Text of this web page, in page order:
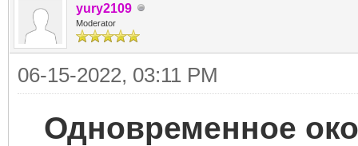
yury2109
Moderator
06-15-2022, 03:11 PM
Одновременное